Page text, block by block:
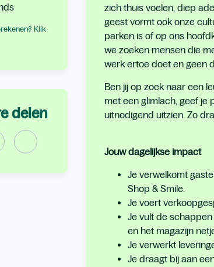
zich thuis voelen, diep
geest vormt ook onze
parken is of op ons
we zoeken mensen die
werk ertoe doet en geen
Ben jij op zoek naar een
met een glimlach, geef je
uitnodigend uitzien. Zo
Jouw dagelijkse impact
Je verwelkomt
Shop & Smile.
Je voert
Je vult de
en het magazijn
Je verwerkt
Je draagt bij aan
Klik
delen
op LinkedIn (nieuw venster)
delen op X (nieuw venster)
deze advertentie op Facebook (nieuw venster)
Deel deze advertentie via e-mail (nieuw